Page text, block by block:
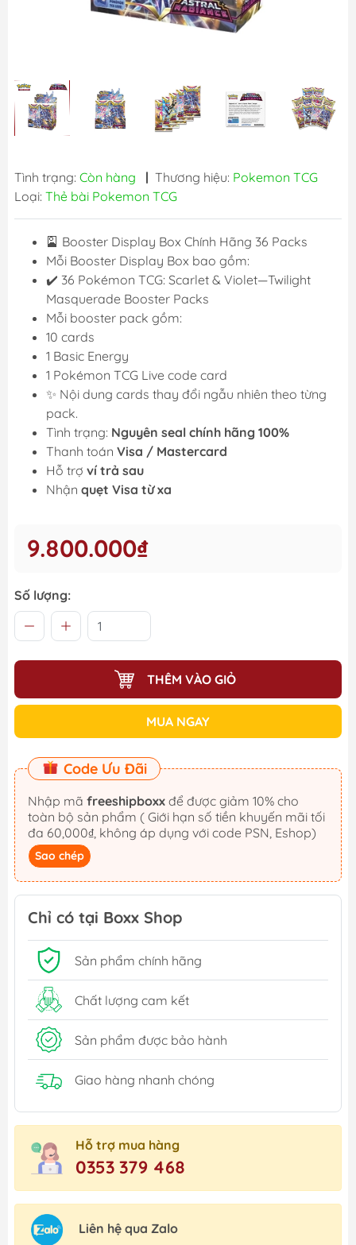
Tình trạng: Còn hàng | Thương hiệu: Pokemon TCG
Loại: Thẻ bài Pokemon TCG
🎴 Booster Display Box Chính Hãng 36 Packs
Mỗi Booster Display Box bao gồm:
✔️ 36 Pokémon TCG: Scarlet & Violet—Twilight
Masquerade Booster Packs
Mỗi booster pack gồm:
10 cards
1 Basic Energy
1 Pokémon TCG Live code card
✨ Nội dung cards thay đổi ngẫu nhiên theo từng
pack.
Tình trạng: Nguyên seal chính hãng 100%
Thanh toán Visa / Mastercard
Hỗ trợ ví trả sau
Nhận quẹt Visa từ xa
9.800.000₫
Số lượng:
THÊM VÀO GIỎ
MUA NGAY
Code Ưu Đãi
Nhập mã freeshipboxx
toàn bộ sản phẩm ( Giới hạn số tiền khuyến mãi tối
đa 60,000₫, không áp dụng với code PSN, Eshop)
Sao chép
Chỉ có tại Boxx Shop
Sản phẩm chính hãng
Chất lượng cam kết
Sản phẩm được bảo hành
Giao hàng nhanh chóng
Hỗ trợ mua hàng
0353 379 468
Liên hệ qua Zalo